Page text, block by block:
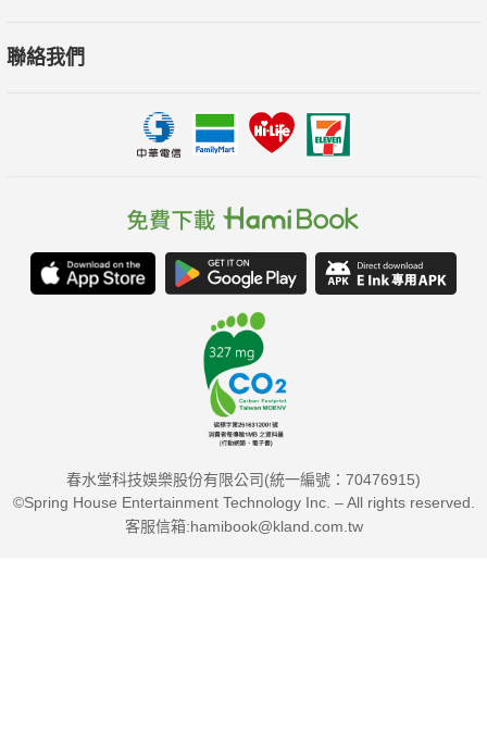
聯絡我們
春水堂科技娛樂股份有限公司(統一編號：70476915)
©Spring House Entertainment Technology Inc. – All rights reserved.
客服信箱:hamibook@kland.com.tw